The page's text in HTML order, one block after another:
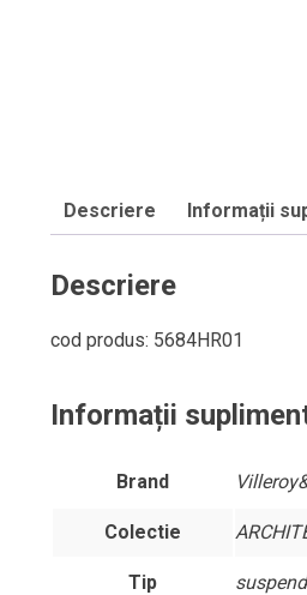
Descriere Informații
Descriere
cod produs: 5684HR01
Informații
Brand
Colectie
Tip